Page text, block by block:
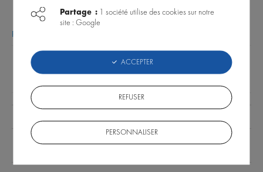
Partage : 1 société utilise des cookies sur notre
site : Google
ACCEPTER
REFUSER
PERSONNALISER
DONNÉES TECHNIQUES
Épaisseur de la
15 mm